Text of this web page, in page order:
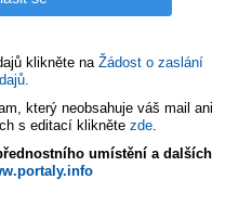
klikněte na Žádost o zaslání
který neobsahuje váš mail ani
s editací klikněte zde.
umístění a dalších